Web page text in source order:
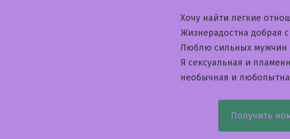
Хочу найти легкие
Жизнерадостна добрая
Люблю сильных мужчин
Я сексуальная и
необычная и
Получить